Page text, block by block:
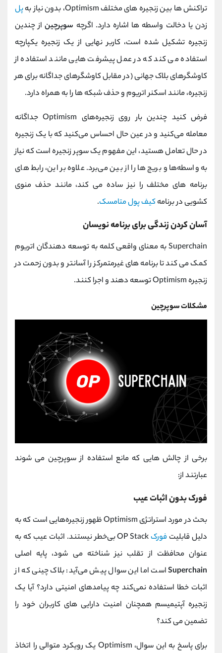
تراکنش ها بین زنجیره های مختلف Optimism، بدون نیاز به
پل
زدن یا دخالت واسطه ها اشاره دارد. اگرچه سوپرچیناز چندین
زنجیره تشکیل شده است، کاربر نهایی از یک زنجیره یکپارچه
استفاده می کند که در عمل پیشرفت هایی مانند استفاده از
کاوشگرهای بلاک جهانی (در مقابل کاوشگرهای جداگانه برای هر
زنجیره، مانند اسکنر اتریوم و حذف شبکه ها را به همراه دارد.
فرض کنید چندین بار روی زنجیره‌های Optimism جداگانه
معامله می‌کنید و در عین حال احساس می‌کنید که با یک زنجیره
در حال تعامل هستید، این مفهوم یک سوپر زنجیره است که نیاز
به واسطه‌ها و بریج ها را از بین می‌برد. علاوه بر این، رابط های
برنامه های مختلف را نیز ساده می کند، مانند حذف منوی
کشویی در برنامهکیف پول متامسک.
آسان کردن زندگی برای برنامه نویسان
Superchain به معنای واقعی کلمه به توسعه دهندگان اتریوم
کمک می کند تا برنامه های غیرمتمرکز را آسانتر و بدون زحمت در
زنجیره Optimism توسعه دهند و اجرا کنند.
مشکلات سوپرچین
برخی از چالش هایی که مانع استفاده از سوپرچین می شوند
عبارتند از:
فورک بدون اثبات عیب
بحث در مورد استراتژی Optimism ظهور زنجیره‌هایی است که به
دلیل قابلیت فورک
OP Stack بی‌خطر نیستند. اثبات عیب که به
عنوان محافظت از تقلب نیز شناخته می شود، پایه اصلی
Superchainاست اما این سوال پیش می‌آید: بلاک چینی که از
اثبات خطا استفاده نمی‌کند چه پیامدهای امنیتی دارد؟ آیا یک
زنجیره آپتیمیسم همچنان امنیت دارایی های کاربران خود را
تضمین می کند؟
برای پاسخ به این سوال، Optimism یک رویکرد متوالی را اتخاذ